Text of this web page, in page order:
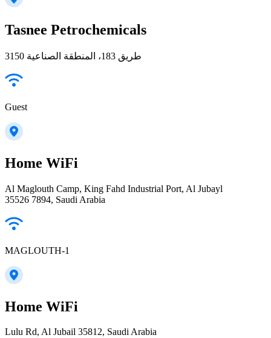
Tasnee Petrochemicals
3150 طريق 183، المنطقة الصناعية
Guest
Home WiFi
Al Maglouth Camp, King Fahd Industrial Port, Al Jubayl
35526 7894, Saudi Arabia
MAGLOUTH-1
Home WiFi
Lulu Rd, Al Jubail 35812, Saudi Arabia